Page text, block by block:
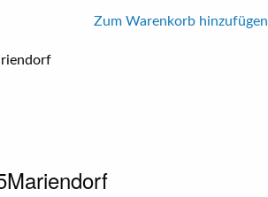
Zum Warenkorb hinzufügen